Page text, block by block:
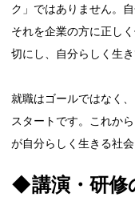
ク」ではありません。
それを企業の方に正し
切にし、自分らしく生
就職はゴールではなく
スタートです。これか
が自分らしく生きる社
◆講演・研修